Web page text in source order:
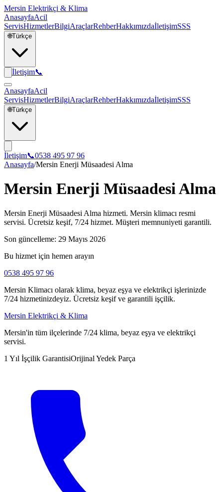
Mersin Elektrikçi & Klima
AnasayfaAcil
ServisHizmetlerBilgiAraçlarRehberHakkımızdaİletişimSSS
🌐Türkçe
İletişim📞
AnasayfaAcil
ServisHizmetlerBilgiAraçlarRehberHakkımızdaİletişimSSS
🌐Türkçe
İletişim📞0538 495 97 96
Anasayfa/Mersin Enerji Müsaadesi Alma
Mersin Enerji Müsaadesi Alma
Mersin Enerji Müsaadesi Alma hizmeti. Mersin klimacı resmi
servisi. Ücretsiz keşif, 7/24 hizmet. Müşteri memnuniyeti garantili.
Son güncelleme: 29 Mayıs 2026
Bu hizmet için hemen arayın
0538 495 97 96
Mersin Klimacı olarak klima, beyaz eşya ve elektrikçi işlerinizde
7/24 hizmetinizdeyiz. Ücretsiz keşif ve garantili işçilik.
Mersin Elektrikçi & Klima
Mersin'in tüm ilçelerinde 7/24 klima, beyaz eşya ve elektrikçi
servisi.
1 Yıl İşçilik GarantisiOrijinal Yedek Parça